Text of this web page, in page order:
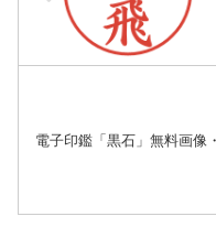
電子印鑑「黒石」無料画像